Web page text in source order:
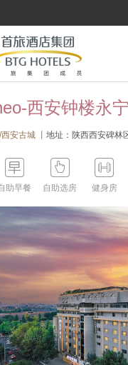
西安钟楼永
安古城 丨 地址：陕西西安碑林区文

助早餐

自助选房

健身房